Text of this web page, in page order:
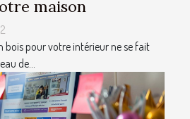
maison
bois pour votre intérieur ne se fait
de...